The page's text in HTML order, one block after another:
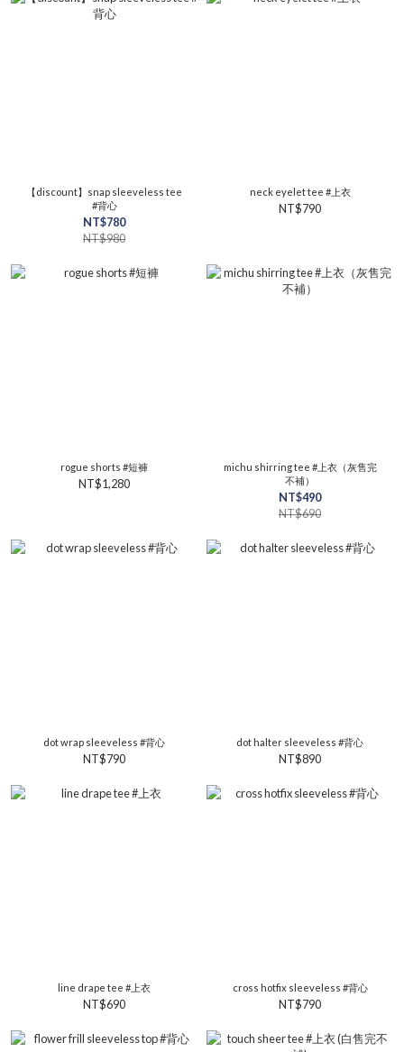
【discount】snap sleeveless tee
#背心
NT$780
NT$980
neck eyelet tee #上衣
NT$790
rogue shorts #短褲
NT$1,280
michu shirring tee #上衣（灰售完
不補）
NT$490
NT$690
dot wrap sleeveless #背心
NT$790
dot halter sleeveless #背心
NT$890
line drape tee #上衣
NT$690
cross hotfix sleeveless #背心
NT$790